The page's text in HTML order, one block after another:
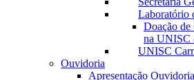
Laboratório
Doação de
na UNISC
UNISC
Ouvidoria
Apresentação Ouvidoria